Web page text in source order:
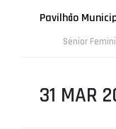
Pavilhão
Sénior
31 MAR